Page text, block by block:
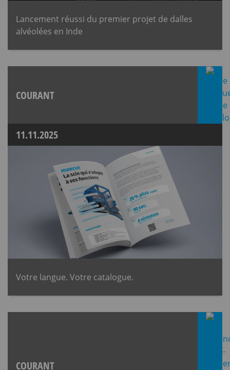
Lancement réussi du premier projet de dalles
alvéolées en Inde
COURANT
11.11.2025
Votre langue. Votre catalogue.
COURANT